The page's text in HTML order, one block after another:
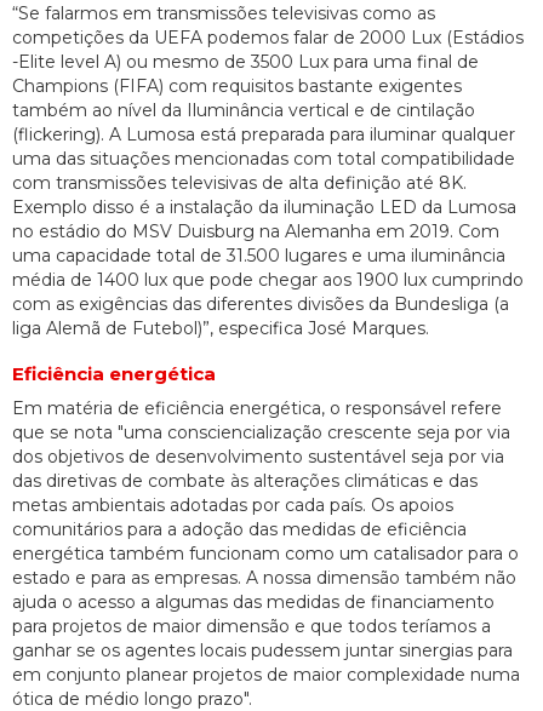
“Se falarmos em transmissões televisivas como as
competições da UEFA podemos falar de 2000 Lux (Estádios
-Elite level A) ou mesmo de 3500 Lux para uma final de
Champions (FIFA) com requisitos bastante exigentes
também ao nível da Iluminância vertical e de cintilação
(flickering). A Lumosa está preparada para iluminar qualquer
uma das situações mencionadas com total compatibilidade
com transmissões televisivas de alta definição até 8K.
Exemplo disso é a instalação da iluminação LED da Lumosa
no estádio do MSV Duisburg na Alemanha em 2019. Com
uma capacidade total de 31.500 lugares e uma iluminância
média de 1400 lux que pode chegar aos 1900 lux cumprindo
com as exigências das diferentes divisões da Bundesliga (a
liga Alemã de Futebol)”, especifica José Marques.
Eficiência energética
Em matéria de eficiência energética, o responsável refere
que se nota "uma consciencialização crescente seja por via
dos objetivos de desenvolvimento sustentável seja por via
das diretivas de combate às alterações climáticas e das
metas ambientais adotadas por cada país. Os apoios
comunitários para a adoção das medidas de eficiência
energética também funcionam como um catalisador para o
estado e para as empresas. A nossa dimensão também não
ajuda o acesso a algumas das medidas de financiamento
para projetos de maior dimensão e que todos teríamos a
ganhar se os agentes locais pudessem juntar sinergias para
em conjunto planear projetos de maior complexidade numa
ótica de médio longo prazo".